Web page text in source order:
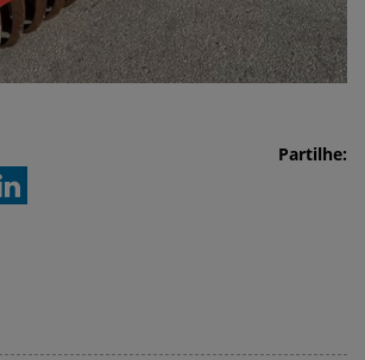
Partilhe: